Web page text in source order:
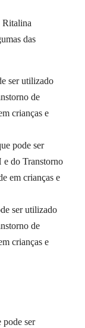
Ritalina
das
ser utilizado
de
crianças e
pode ser
do Transtorno
em crianças e
ser utilizado
de
crianças e
pode ser